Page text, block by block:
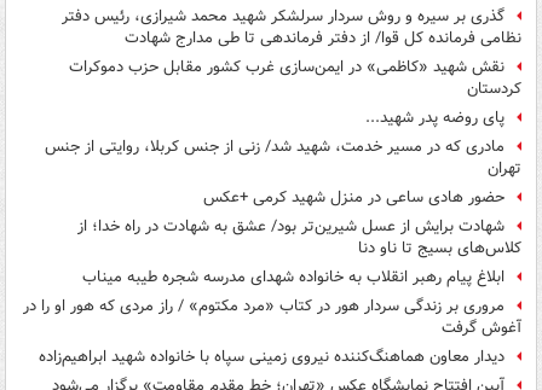
گذری بر سیره و روش سردار سرلشکر شهید محمد شیرازی، رئیس دفتر
نظامی فرمانده کل قوا/ از دفتر فرماندهی تا طی مدارج شهادت
نقش شهید «کاظمی» در ایمن‌سازی غرب کشور مقابل حزب دموکرات
کردستان
پای روضه پدر شهید...
مادری که در مسیر خدمت، شهید شد/ زنی از جنس کربلا، روایتی از جنس
تهران
حضور هادی ساعی در منزل شهید کرمی +عکس
شهادت برایش از عسل شیرین‌تر بود/ عشق به شهادت در راه خدا؛ از
کلاس‌های بسیج تا ناو دنا
ابلاغ پیام رهبر انقلاب به خانواده شهدای مدرسه شجره طیبه میناب
مروری بر زندگی سردار هور در کتاب «مرد مکتوم» / راز مردی که هور او را در
آغوش گرفت
دیدار معاون هماهنگ‌کننده نیروی زمینی سپاه با خانواده شهید ابراهیم‌زاده